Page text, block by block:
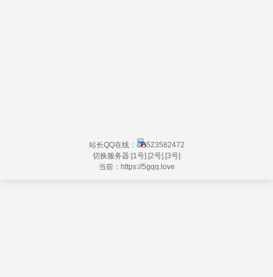
站长QQ在线：
523582472
切换服务器:[1号] [2号] [3号]
当前：https://5gqq.love